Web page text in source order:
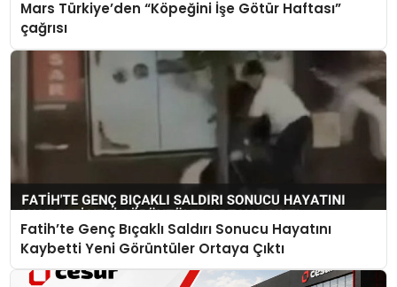
Mars Türkiye’den “Köpeğini İşe Götür Haftası”
çağrısı
Fatih’te Genç Bıçaklı Saldırı Sonucu Hayatını
Kaybetti Yeni Görüntüler Ortaya Çıktı